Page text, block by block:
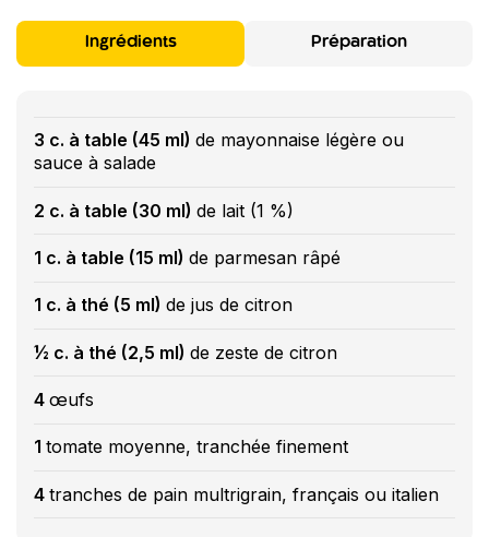
Ingrédients Préparation
3 c. à table (45 ml) de mayonnaise légère ou
sauce à salade
2 c. à table (30 ml) de lait (1 %)
1 c. à table (15 ml) de parmesan râpé
1 c. à thé (5 ml) de jus de citron
½ c. à thé (2,5 ml) de zeste de citron
4 œufs
1 tomate moyenne, tranchée finement
4 tranches de pain multrigrain, français ou italien